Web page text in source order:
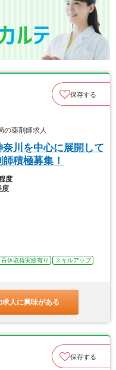
保存する
の薬剤師求人
川を中心に展開して
積極募集！
度
度
育休取得実績有り
スキルアップ
求人に興味がある
保存する